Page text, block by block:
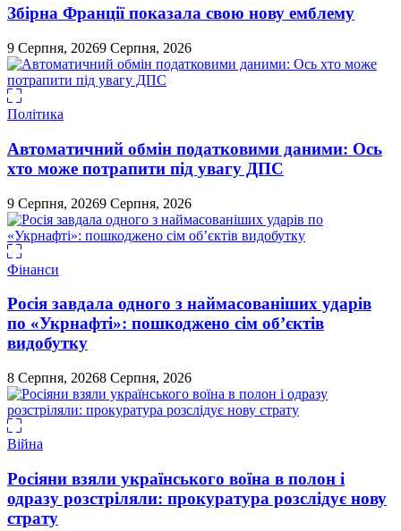
Збірна Франції показала свою нову емблему
9 Серпня, 20269 Серпня, 2026
Політика
Автоматичний обмін податковими даними: Ось
хто може потрапити під увагу ДПС
9 Серпня, 20269 Серпня, 2026
Фінанси
Росія завдала одного з наймасованіших ударів
по «Укрнафті»: пошкоджено сім об’єктів
видобутку
8 Серпня, 20268 Серпня, 2026
Війна
Росіяни взяли українського воїна в полон і
одразу розстріляли: прокуратура розслідує нову
страту